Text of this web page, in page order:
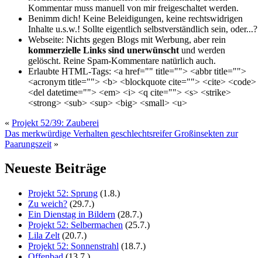
Kommentar muss manuell von mir freigeschaltet werden.
Benimm dich! Keine Beleidigungen, keine rechtswidrigen
Inhalte u.s.w.! Sollte eigentlich selbst­verständlich sein, oder...?
Webseite: Nichts gegen Blogs mit Werbung, aber rein
kommerzielle Links sind unerwünscht und werden
gelöscht. Reine Spam-Kommentare natürlich auch.
Erlaubte HTML-Tags: <a href="" title=""> <abbr title="">
<acronym title=""> <b> <blockquote cite=""> <cite> <code>
<del datetime=""> <em> <i> <q cite=""> <s> <strike>
<strong> <sub> <sup> <big> <small> <u>
« Projekt 52/39: Zauberei
Das merkwürdige Verhalten geschlechtsreifer Großinsekten zur
Paarungszeit »
Neueste Beiträge
Projekt 52: Sprung (1.8.)
Zu weich? (29.7.)
Ein Dienstag in Bildern (28.7.)
Projekt 52: Selbermachen (25.7.)
Lila Zelt (20.7.)
Projekt 52: Sonnenstrahl (18.7.)